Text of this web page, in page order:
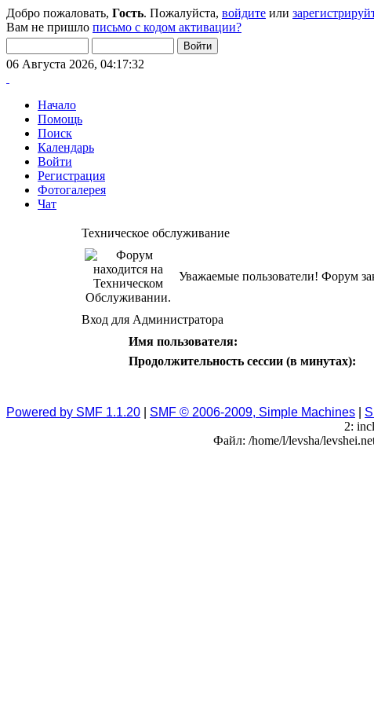
Добро пожаловать, Гость. Пожалуйста, войдите или
Вам не пришло письмо с кодом активации?
06 Августа 2026, 04:17:32
Начало
Помощь
Поиск
Календарь
Войти
Регистрация
Фотогалерея
Чат
Техническое обслуживание
Уважаемые пользователи! Форум
Вход для Администратора
Имя пользователя:
Продолжительность сессии (в минутах):
Powered by SMF 1.1.20 SMF © 2006-2009, Simple Machines
2:
Файл: /home/l/levsha/